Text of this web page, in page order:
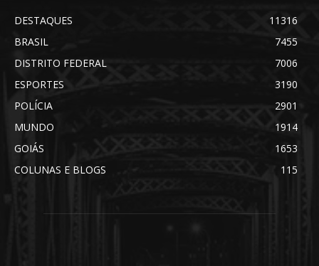
DESTAQUES
11316
BRASIL
7455
DISTRITO FEDERAL
7006
ESPORTES
3190
POLÍCIA
2901
MUNDO
1914
GOIÁS
1653
COLUNAS E BLOGS
115